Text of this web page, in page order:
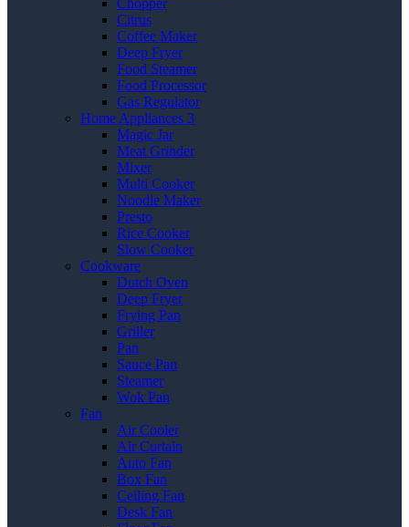
Chopper
Citrus
Coffee Maker
Deep Fryer
Food Steamer
Food Processor
Gas Regulator
Home Appliances 3
Magic Jar
Meat Grinder
Mixer
Multi Cooker
Noodle Maker
Presto
Rice Cooker
Slow Cooker
Cookware
Dutch Oven
Deep Fryer
Frying Pan
Griller
Pan
Sauce Pan
Steamer
Wok Pan
Fan
Air Cooler
Air Curtain
Auto Fan
Box Fan
Ceiling Fan
Desk Fan